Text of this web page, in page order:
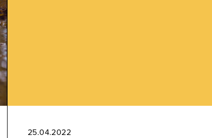
25.04.2022